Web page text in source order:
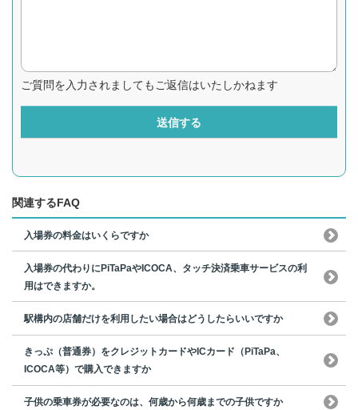
ご質問を入力されましてもご返信はいたしかねます
送信する
関連するFAQ
入場券の料金はいくらですか
入場券の代わりにPiTaPaやICOCA、タッチ決済乗車サービスの利
用はできますか。
駅構内の店舗だけを利用したい場合はどうしたらいいですか
きっぷ（普通券）をクレジットカードやICカード（PiTaPa、
ICOCA等）で購入できますか
子供の乗車券が必要なのは、何歳から何歳までの子供ですか